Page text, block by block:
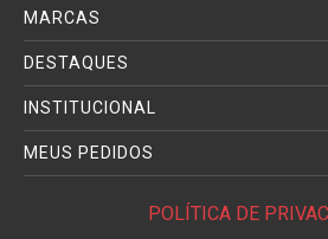
MARCAS
DESTAQUES
INSTITUCIONAL
MEUS PEDIDOS
POLÍTICA DE